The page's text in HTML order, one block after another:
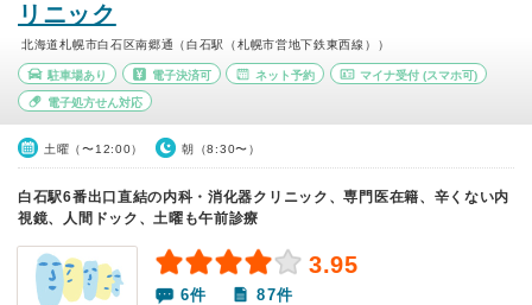
リニック
北海道札幌市白石区南郷通（白石駅（札幌市営地下鉄東西線））
駐車場あり 電子決済可 ネット予約 マイナ受付 (スマホ可)
電子処方せん対応
土曜（〜12:00） 朝（8:30〜）
白石駅6番出口直結の内科・消化器クリニック、専門医在籍、辛くない内
視鏡、人間ドック、土曜も午前診療
3.95
6件 87件